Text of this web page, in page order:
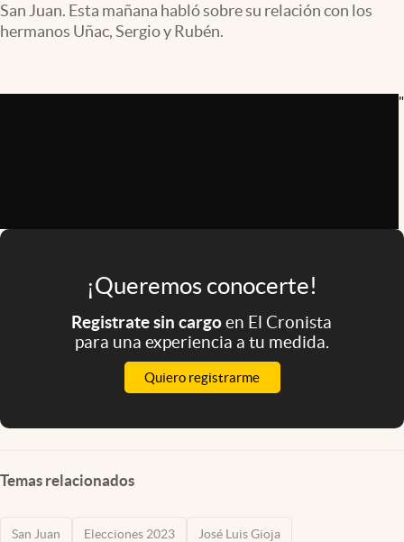
Apertura
abre en nueva pestaña
Argentina
San Juan. Esta mañana habló sobre su relación con los
hermanos Uñac, Sergio y Rubén.
"
¡Queremos conocerte!
Registrate sin cargoen El Cronista
para una experiencia a tu medida.
Quiero registrarme
Temas relacionados
San Juan Elecciones 2023 José Luis Gioja